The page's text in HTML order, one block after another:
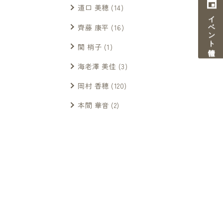
道口 美穂 (14)
齊藤 康平 (16)
関 梢子 (1)
海老澤 美佳 (3)
岡村 香穂 (120)
本間 華音 (2)
イベント情報